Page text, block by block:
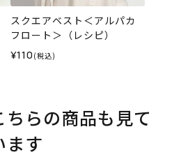
スクエアベスト＜アルパカ
フロート＞（レシピ）
¥110 (税込)
らの商品も見て
ます